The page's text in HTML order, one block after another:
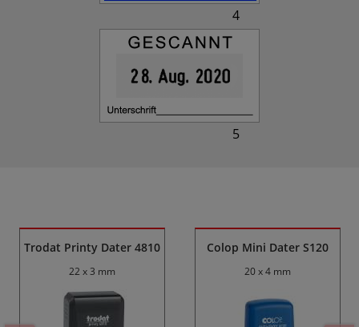
4
5
Trodat Printy Dater 4810
22 x 3 mm
Colop Mini Dater S120
20 x 4 mm